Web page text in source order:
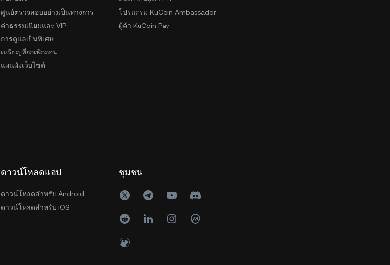
ศูนย์ตรวจสอบอย่างเป็นทางการ
ค่าธรรมเนียมและ VIP
การดูแลเป็นพิเศษ
เหรียญที่ถูกเพิกถอน
แผนผังเว็บไซต์
โปรแกรม KuCoin Ambassador
ผู้ค้า KuCoin Pay
ดาวน์โหลดแอป
ดาวน์โหลดสำหรับ Android
ดาวน์โหลดสำหรับ iOS
ชุมชน